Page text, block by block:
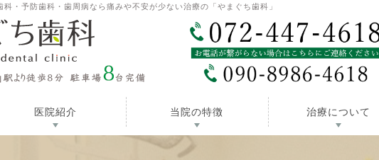
・予防歯科・歯周病なら痛みや不安が少ない治療の「やまぐち歯科」
医院紹介 当院の特徴 治療について